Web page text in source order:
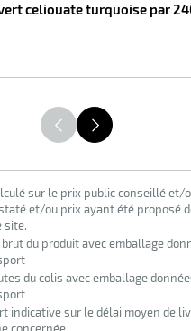
celiouate turquoise par
sur le prix public conseillé et/
et/ou prix ayant été proposé
site.
du produit avec emballage
du colis avec emballage
indicative sur le délai moyen de